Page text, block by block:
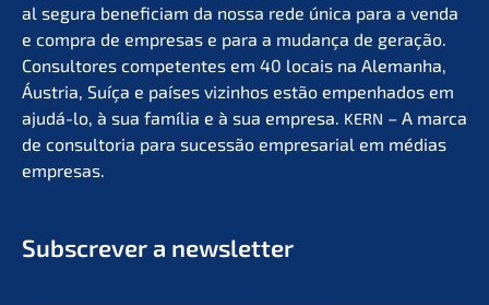
al segura benefi­ci­am da nossa rede única para a venda
e compra de empre­sas e para a mudan­ça de geração.
Consul­to­res compe­ten­tes em 40 locais na Aleman­ha,
Áustria, Suíça e países vizin­hos estão empen­ha­dos em
ajudá-lo, à sua família e à sua empre­sa. KERN – A marca
de consult­oria para suces­são empre­sa­ri­al em médias
empresas.
Subscrever a newsletter